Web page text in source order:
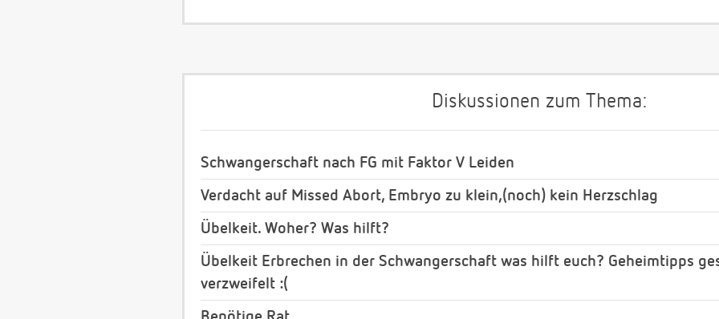
Diskussionen zum Thema:
Schwangerschaft nach FG mit Faktor V Leiden
Verdacht auf Missed Abort, Embryo zu klein,(noch) kein Herzschlag
Übelkeit. Woher? Was hilft?
Übelkeit Erbrechen in der Schwangerschaft was hilft euch? Geheimtipps
verzweifelt :(